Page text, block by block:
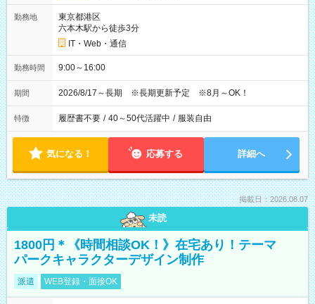
勤務地
東京都港区
六本木駅から徒歩3分
IT・Web・通信
勤務時間 9:00～16:00
期間 2026/8/17～長期 ※長期更新予定 ※8月～OK！
特徴 履歴書不要 / 40～50代活躍中 / 服装自由
気になる！ 応募する 詳細へ
掲載日：2026.08.07
未読
1800円＊《時間相談OK！》在宅あり！テーマ
パークキャラクターデザイン制作
派遣 WEB登録・面接OK